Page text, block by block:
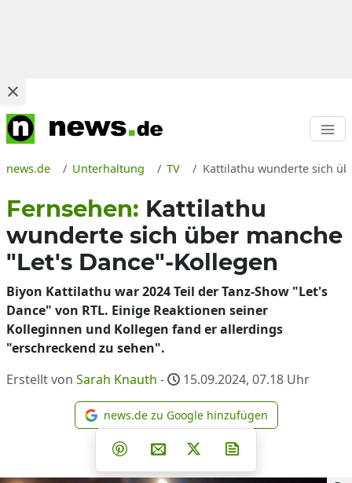
news.de Unterhaltung TV Kattilathu wunderte sich
Fernsehen: Kattilathu
wunderte sich über manche
"Let's Dance"-Kollegen
Biyon Kattilathu war 2024 Teil der Tanz-Show "Let's
Dance" von RTL. Einige Reaktionen seiner
Kolleginnen und Kollegen fand er allerdings
"erschreckend zu sehen".
Erstellt von Sarah Knauth - 15.09.2024, 07.18 Uhr
news.de zu Google
news.de zu Google hinzufügen
Teilen auf Facebook
Teilen auf Whatsapp
Teilen auf Telegram
Teilen auf Pinterest
Per E-Mail teilen
Post auf X